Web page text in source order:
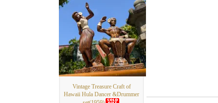
Vintage Treasure Craft of
Hawaii Hula Dancer &Drummer